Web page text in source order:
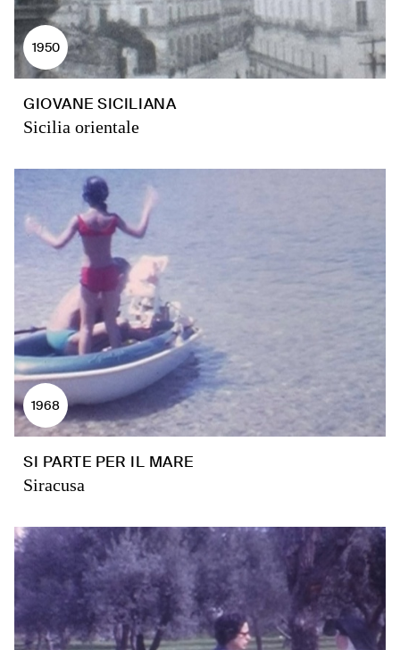
1950
GIOVANE SICILIANA
Sicilia orientale
1968
SI PARTE PER IL MARE
Siracusa